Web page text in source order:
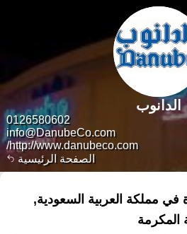
الصفحة الرئيسية
0126580602
info@DanubeCo.com
http://www.danubeco.com/
الدانوب
مملكة العربية السعودية,
المكرمة